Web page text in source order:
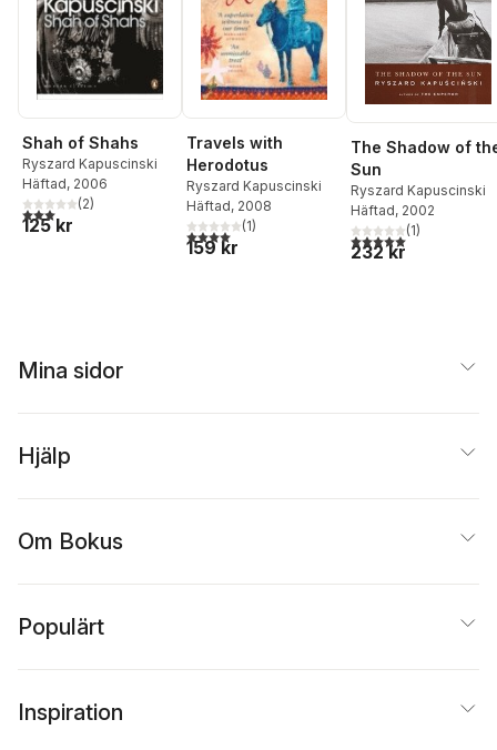
Shah of Shahs
Ryszard Kapuscinski
Häftad, 2006
3,0utav 5 stjärnor. Totalt antal röster:
(2)
125 kr
Travels with
Herodotus
Ryszard Kapuscinski
Häftad, 2008
4,0utav 5 stjärnor. Totalt antal röster:
(1)
159 kr
The Shadow of
Sun
Ryszard Kapuscinski
Häftad, 2002
5,0utav 5 stjärnor.
(1)
232 kr
Mina sidor
Hjälp
Om Bokus
Populärt
Inspiration